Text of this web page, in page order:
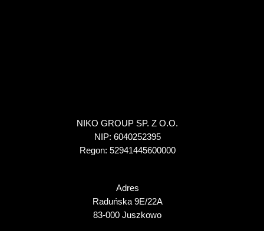
NIKO GROUP SP. Z O.O.
NIP: 6040252395
Regon: 52941445600000
Adres
Raduńska 9E/22A
83-000 Juszkowo